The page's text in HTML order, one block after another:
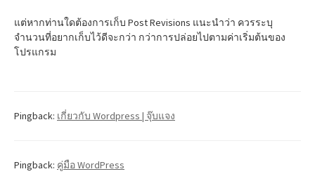
แต่หากท่านใดต้องการเก็บ Post Revisions แนะนำว่า ควรระบุ
จำนวนที่อยากเก็บไว้ดีจะกว่า กว่าการปล่อยไปตามค่าเริ่มต้นของ
โปรแกรม
Pingback: เกี่ยวกับ Wordpress | จุ๊บแจง
Pingback: คู่มือ WordPress